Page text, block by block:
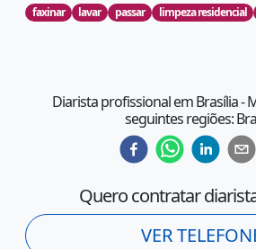
faxinar lavar passar limpeza residencial
Diarista profissional em Brasília -
seguintes regiões:
Quero contratar
VER